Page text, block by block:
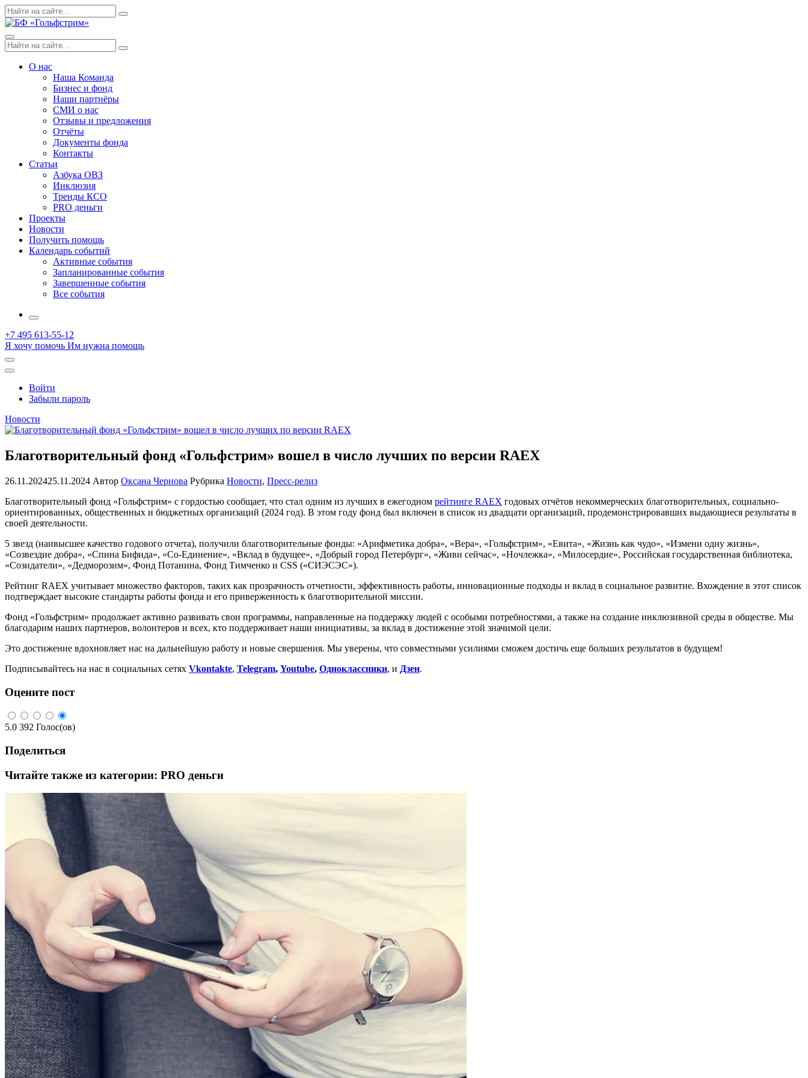
Skip
to
Поиск
по:
Search
Menu
Поиск
по:
Search
О нас
Наша Команда
Бизнес и фонд
Наши партнёры
СМИ о нас
Отзывы и предложения
Отчёты
Документы фонда
Контакты
Статьи
Азбука ОВЗ
Инклюзия
Тренды КСО
PRO деньги
Проекты
Новости
Получить помощь
Календарь событий
Активные события
Запланированные события
Завершенные события
Все события
More
+7 495 613-55-12
Я хочу помочь Им нужна помощь
Открыть
поиск
Профиль
Войти
Забыли пароль
Новости
Благотворительный фонд «Гольфстрим» вошел в число лучших по версии RAEX
26.11.202425.11.2024 Автор Оксана Чернова Рубрика Новости, Пресс-релиз
Благотворительный фонд «Гольфстрим» с гордостью сообщает, что стал одним из лучших в ежегодном рейтинге RAEX годовых отчётов некоммерческих благотворительных, социально-
ориентированных, общественных и бюджетных организаций (2024 год). В этом году фонд был включен в список из двадцати организаций, продемонстрировавших выдающиеся результаты в
своей деятельности.
5 звезд (наивысшее качество годового отчета), получили благотворительные фонды: «Арифметика добра», «Вера», «Гольфстрим», «Евита», «Жизнь как чудо», «Измени одну жизнь»,
«Созвездие добра», «Спина Бифида», «Со-Единение», «Вклад в будущее», «Добрый город Петербург», «Живи сейчас», «Ночлежка», «Милосердие», Российская государственная библиотека,
«Созидатели», «Дедморозим», Фонд Потанина, Фонд Тимченко и CSS («СИЭСЭС»).
Рейтинг RAEX учитывает множество факторов, таких как прозрачность отчетности, эффективность работы, инновационные подходы и вклад в социальное развитие. Вхождение в этот список
подтверждает высокие стандарты работы фонда и его приверженность к благотворительной миссии.
Фонд «Гольфстрим» продолжает активно развивать свои программы, направленные на поддержку людей с особыми потребностями, а также на создание инклюзивной среды в обществе. Мы
благодарим наших партнеров, волонтеров и всех, кто поддерживает наши инициативы, за вклад в достижение этой значимой цели.
Это достижение вдохновляет нас на дальнейшую работу и новые свершения. Мы уверены, что совместными усилиями сможем достичь еще больших результатов в будущем!
Подписывайтесь на нас в социальных сетях Vkontakte, Telegram, Youtube, Одноклассники, и Дзен.
Оцените пост
5.0 392 Голос(ов)
Поделиться
Читайте также из категории: PRO деньги